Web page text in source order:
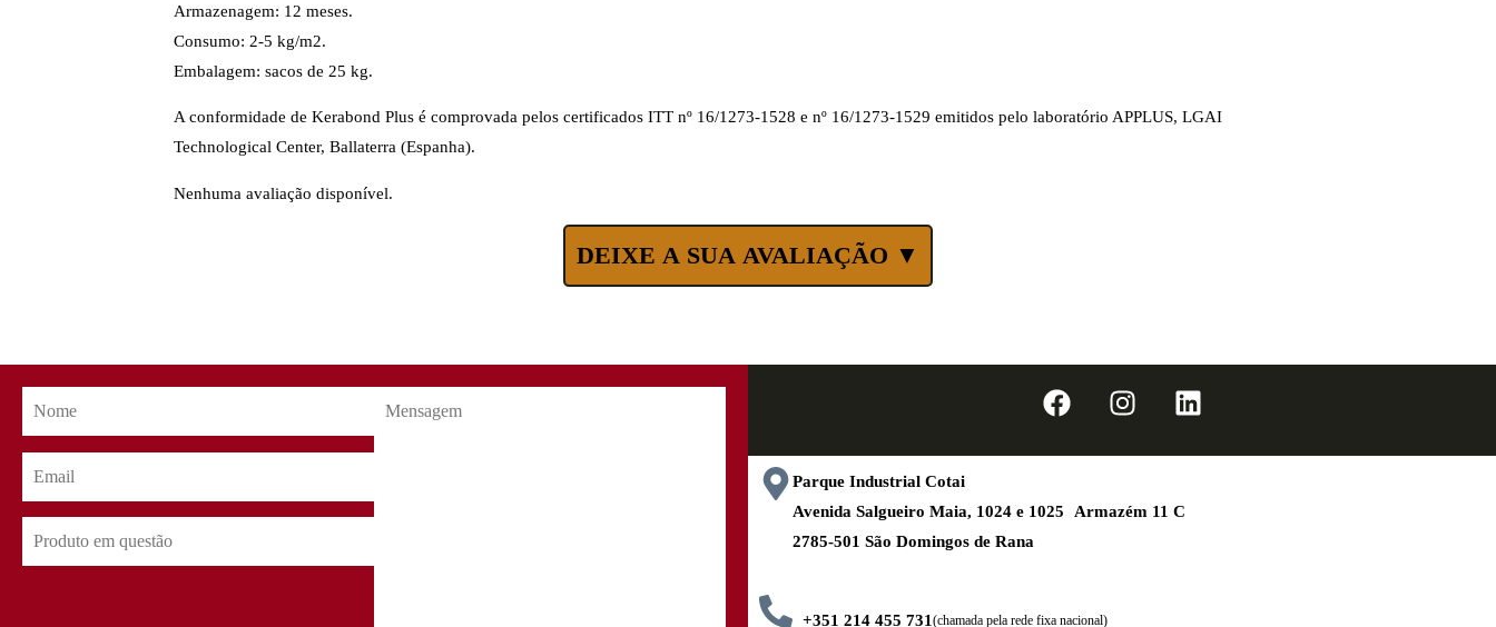
Armazenagem: 12 meses.
Consumo: 2-5 kg/m2.
Embalagem: sacos de 25 kg.
A conformidade de Kerabond Plus é comprovada pelos certificados ITT nº 16/1273-1528 e nº 16/1273-1529 emitidos pelo laboratório APPLUS, LGAI
Technological Center, Ballaterra (Espanha).
Nenhuma avaliação disponível.
DEIXE A SUA AVALIAÇÃO ▼
Parque Industrial Cotai
Avenida Salgueiro Maia, 1024 e 1025 Armazém 11 C
2785-501 São Domingos de Rana
+351 214 455 731(chamada pela rede fixa nacional)